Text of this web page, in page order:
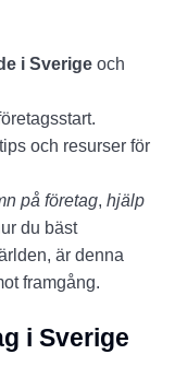
i Sverige och
och resurser för
på företag, hjälp
du bäst
är denna
framgång.
i Sverige